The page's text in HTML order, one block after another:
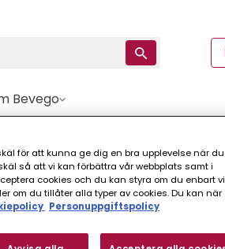
Bevego
Standard
för att kunna ge dig en bra upplevelse när du
så att vi kan förbättra vår webbplats samt i
cookies och du kan styra om du enbart
om du tillåter alla typer av cookies. Du kan när
Personuppgiftspolicy